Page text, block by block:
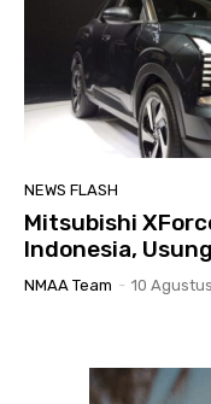
NEWS FLASH
Mitsubishi
Indonesia,
NMAA Team - 10